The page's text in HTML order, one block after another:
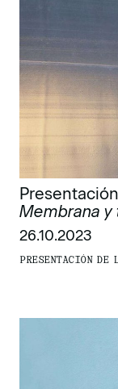
Membrana y
26.10.2023
PRESENTACIÓN DE